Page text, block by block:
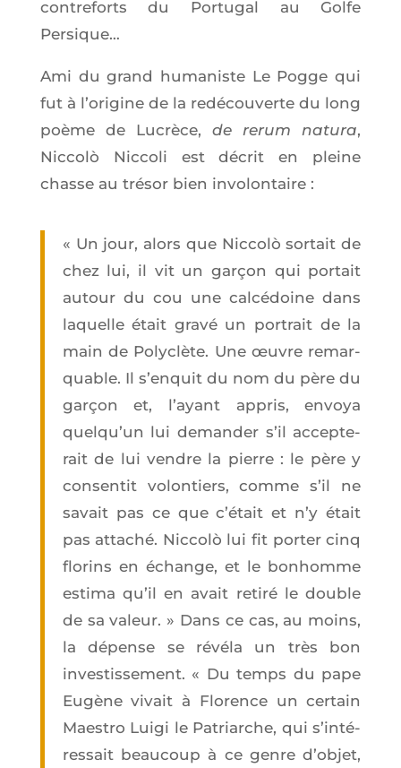
contre­forts du Por­tu­gal au Golfe
Persique…
Ami du grand huma­niste Le Pogge qui
fut à l’o­ri­gine de la redé­cou­verte du long
poème de Lucrèce,de rerum natu­ra,
Nic­colò Nic­co­li est décrit en pleine
chasse au tré­sor bien involontaire :
« Un jour, alors que Nic­colò sor­tait de
chez lui, il vit un gar­çon qui por­tait
autour du cou une cal­cé­doine dans
laquelle était gra­vé un por­trait de la
main de Poly­clète. Une œuvre remar­
quable. Il s’en­quit du nom du père du
gar­çon et, l’ayant appris, envoya
quel­qu’un lui deman­der s’il accep­te­
rait de lui vendre la pierre : le père y
consen­tit volon­tiers, comme s’il ne
savait pas ce que c’é­tait et n’y était
pas atta­ché. Nic­colò lui fit por­ter cinq
flo­rins en échange, et le bon­homme
esti­ma qu’il en avait reti­ré le double
de sa valeur. » Dans ce cas, au moins,
la dépense se révé­la un très bon
inves­tis­se­ment. « Du temps du pape
Eugène vivait à Flo­rence un cer­tain
Maes­tro Lui­gi le Patriarche, qui s’in­té­
res­sait beau­coup à ce genre d’ob­jet,